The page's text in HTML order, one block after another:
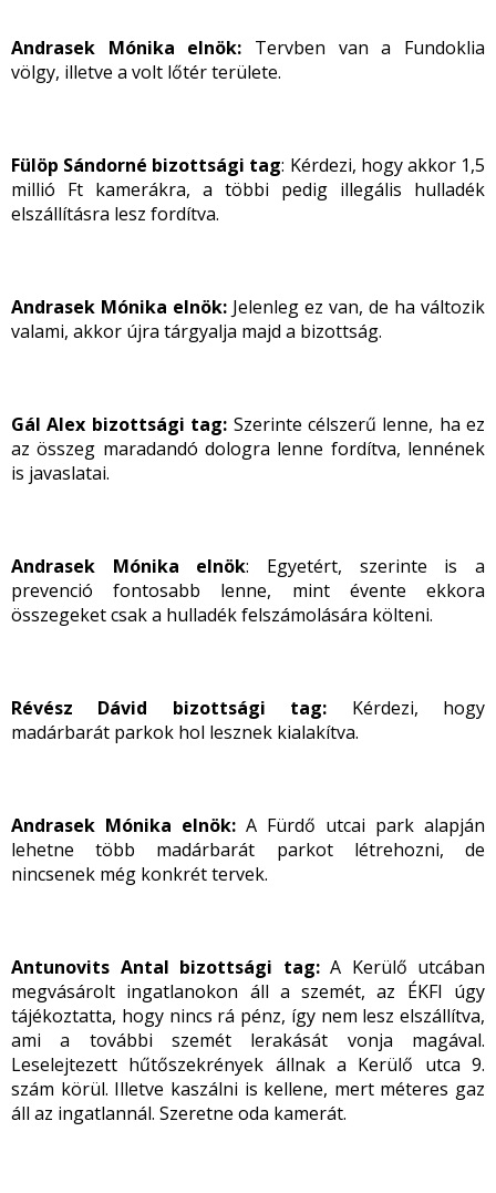
Andrasek Mónika elnök: Tervben van a Fundoklia
völgy, illetve a volt lőtér területe.
Fülöp Sándorné bizottsági tag: Kérdezi, hogy akkor 1,5
millió Ft kamerákra, a többi pedig illegális hulladék
elszállításra lesz fordítva.
Andrasek Mónika elnök: Jelenleg ez van, de ha változik
valami, akkor újra tárgyalja majd a bizottság.
Gál Alex bizottsági tag: Szerinte célszerű lenne, ha ez
az összeg maradandó dologra lenne fordítva, lennének
is javaslatai.
Andrasek Mónika elnök: Egyetért, szerinte is a
prevenció fontosabb lenne, mint évente ekkora
összegeket csak a hulladék felszámolására költeni.
Révész Dávid bizottsági tag: Kérdezi, hogy
madárbarát parkok hol lesznek kialakítva.
Andrasek Mónika elnök: A Fürdő utcai park alapján
lehetne több madárbarát parkot létrehozni, de
nincsenek még konkrét tervek.
Antunovits Antal bizottsági tag:A Kerülő utcában
megvásárolt ingatlanokon áll a szemét, az ÉKFI úgy
tájékoztatta, hogy nincs rá pénz, így nem lesz elszállítva,
ami a további szemét lerakását vonja magával.
Leselejtezett hűtőszekrények állnak a Kerülő utca 9.
szám körül. Illetve kaszálni is kellene, mert méteres gaz
áll az ingatlannál. Szeretne oda kamerát.